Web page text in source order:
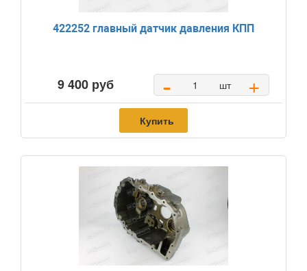
422252 главный датчик давления КПП
9 400 руб - шт +
Купить